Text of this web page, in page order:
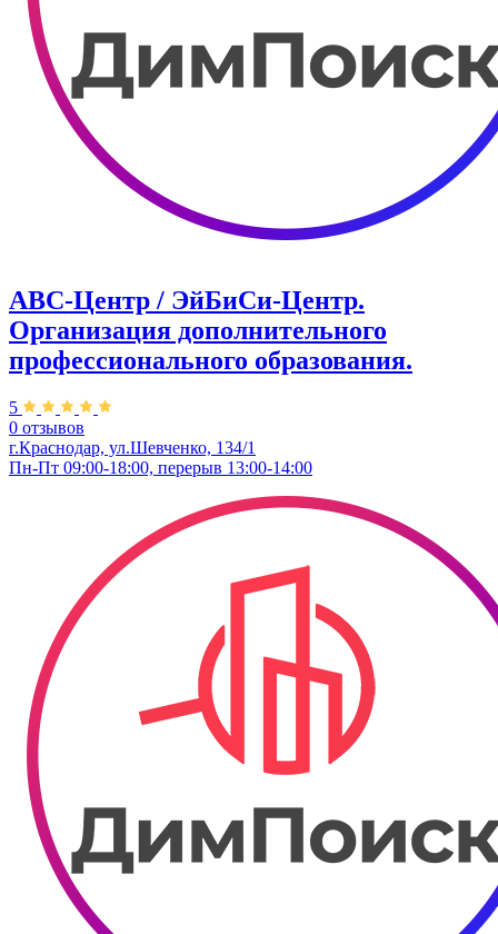
ABC-Центр / ЭйБиСи-Центр.
Организация дополнительного
профессионального образования.
5
0 отзывов
г.Краснодар, ул.Шевченко, 134/1
Пн-Пт 09:00-18:00, перерыв 13:00-14:00